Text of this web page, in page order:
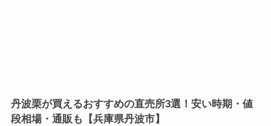
丹波栗が買えるおすすめの直売所3選！安い時期・値
段相場・通販も【兵庫県丹波市】